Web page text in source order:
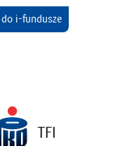
i-funduszeotworzy się w